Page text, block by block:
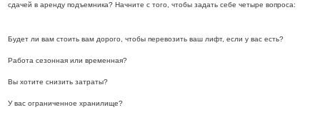
сдачей в аренду подъемника? Начните с того, чтобы задать себе четыре вопроса:
Будет ли вам стоить вам дорого, чтобы перевозить ваш лифт, если у вас есть?
Работа сезонная или временная?
Вы хотите снизить затраты?
У вас ограниченное хранилище?